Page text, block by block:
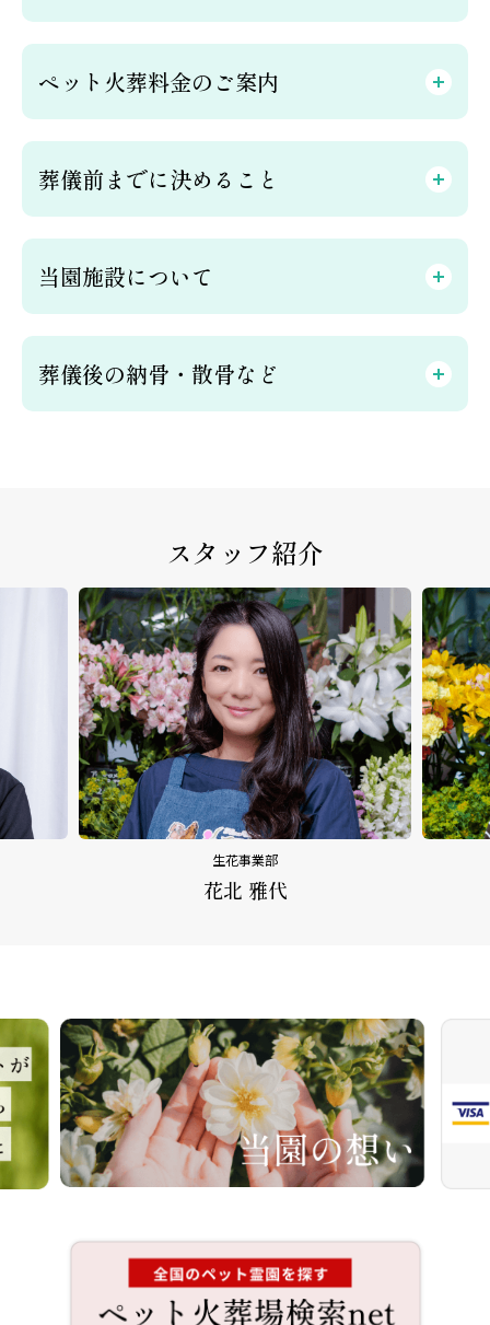
ペット火葬料金のご案内
葬儀前までに決めること
当園施設について
葬儀後の納骨・散骨など
スタッフ紹介
生花事業部
花北 雅代